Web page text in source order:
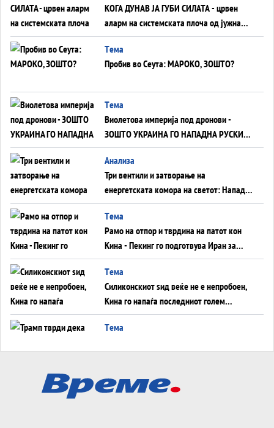
КОГА ДУНАВ ЈА ГУБИ СИЛАТА - црвен
аларм на системската плоча од јужна
Германија до Црното Море...
Tема
Пробив во Сеута: МАРОКО, ЗОШТО?
Tема
Виолетова империја под дронови -
ЗОШТО УКРАИНА ГО НАПАДНА РУСКИОТ
WILDBERRIES
Aнализа
Три вентили и затворање на
енергетската комора на светот: Нападот
во Суец најавува глобален енергетски
инфаркт?
Tема
Рамо на отпор и тврдина на патот кон
Кина - Пекинг го подготвува Иран за
американска копнена инвазија
Tема
Силиконскиот ѕид веќе не е непробоен,
Кина го напаѓа последниот голем
монопол на Западот?
Tема
Tема
ДЛАБОКО УДОЛУ: Сметководствените